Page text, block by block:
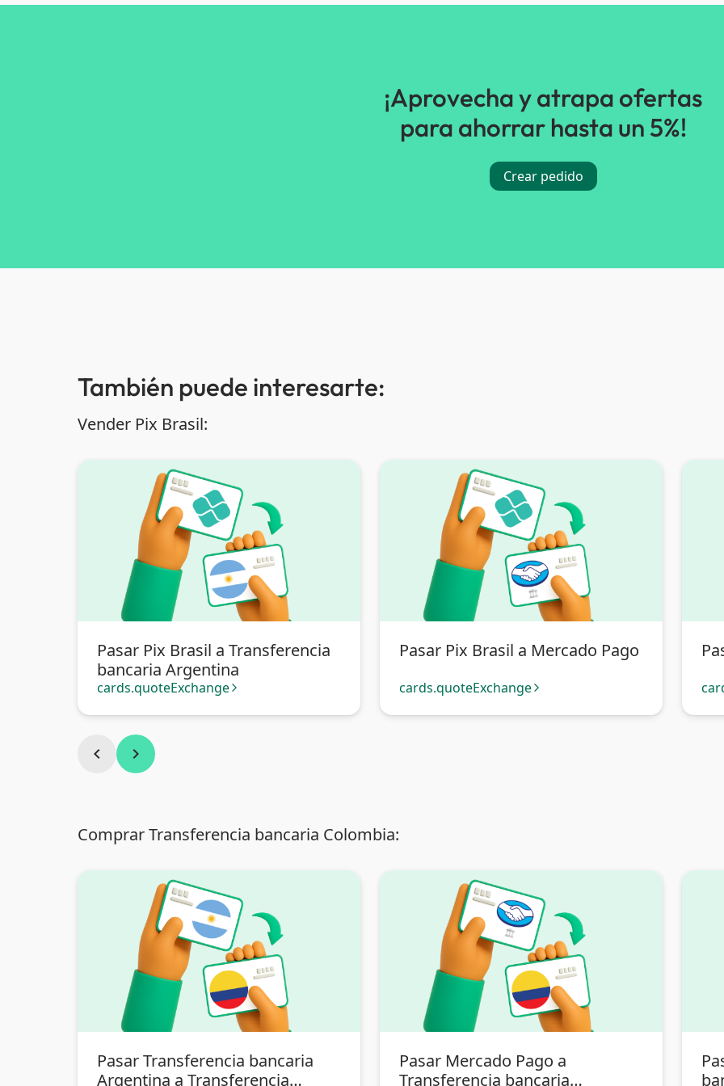
¡Aprovecha y atrapa ofertas
para ahorrar hasta un 5%!
Crear pedido
También puede interesarte:
Vender Pix Brasil:
Pasar Pix Brasil a Transferencia
bancaria Argentina
cards.quoteExchange arrow_forward_ios
Pasar Pix Brasil a Mercado Pago
cards.quoteExchange arrow_forward_ios
chevron_left chevron_right
Comprar Transferencia bancaria Colombia:
Pasar Transferencia bancaria
Argentina a Transferencia
Pasar Mercado Pago a
Transferencia bancaria